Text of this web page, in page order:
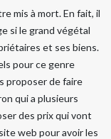
mis à mort. En fait, il
si le grand végétal
et ses biens.
pour ce genre
proposer de faire
qui a plusieurs
des prix qui vont
web pour avoir les